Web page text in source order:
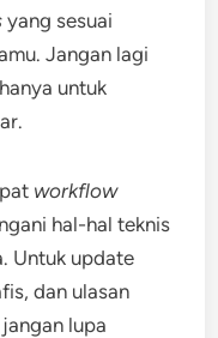
yang sesuai
Jangan lagi
untuk
workflow
hal-hal teknis
Untuk update
dan ulasan
lupa